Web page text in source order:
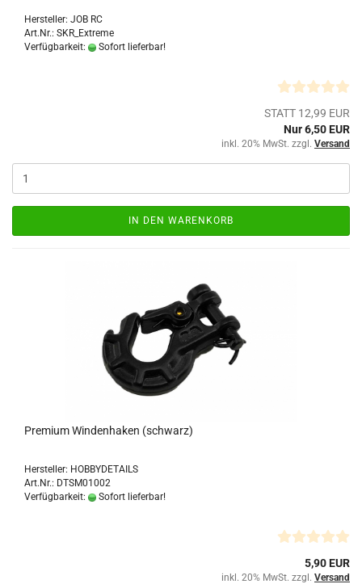
Hersteller: JOB RC
Art.Nr.: SKR_Extreme
Verfügbarkeit:
Sofort lieferbar!
STATT 12,99 EUR
Nur 6,50 EUR
inkl. 20% MwSt. zzgl. Versand
IN DEN WARENKORB
Premium Windenhaken (schwarz)
Hersteller: HOBBYDETAILS
Art.Nr.: DTSM01002
Verfügbarkeit:
Sofort lieferbar!
5,90 EUR
inkl. 20% MwSt. zzgl. Versand